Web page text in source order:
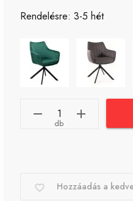
Rendelésre: 3-5 hét
db
Hozzáadás a